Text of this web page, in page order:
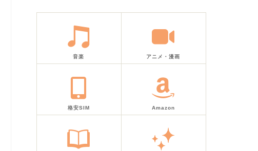
音楽 アニメ・漫画
格安SIM Amazon